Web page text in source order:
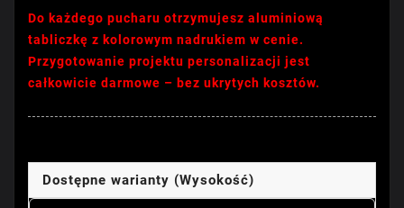
Do każdego pucharu otrzymujesz aluminiową
tabliczkę z kolorowym nadrukiem w cenie.
Przygotowanie projektu personalizacji jest
całkowicie darmowe – bez ukrytych kosztów.
Dostępne warianty (Wysokość)